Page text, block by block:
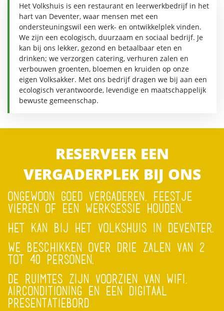
Het Volkshuis is een restaurant en leerwerkbedrijf in het
hart van Deventer, waar mensen met een
ondersteuningswil een werk- en ontwikkelplek vinden.
We zijn een ecologisch, duurzaam en sociaal bedrijf. Je
kan bij ons lekker, gezond en betaalbaar eten en
drinken; we verzorgen catering, verhuren zalen en
verbouwen groenten, bloemen en kruiden op onze
eigen Volksakker. Met ons bedrijf dragen we bij aan een
ecologisch verantwoorde, levendige en maatschappelijk
bewuste gemeenschap.
RESERVEER EEN
VERGADERPLEK BIJ ONS
ONGEWOON GOED VERGADEREN, FEESTJE
VIEREN OF EEN WERKSESSIE HOUDEN.
HET KAN BIJ HET VOLKSHUIS IN DEVENTER.
WE BESCHIKKEN OVER DRIE ZALEN VAN 2
TOT 40 PERSONEN.
DE RUIMTES ZIJN VOORZIEN VAN WIFI,
AIRCONDITIONING EN EEN DIGITAAL
PRESENTATIEBORD